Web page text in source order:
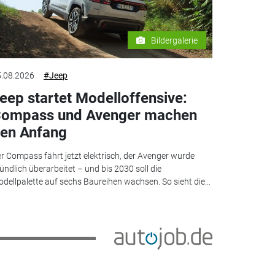
Bildergalerie
#Jeep
startet Modelloffensive:
und Avenger machen
Anfang
Compass fährt jetzt elektrisch, der Avenger wurde
überarbeitet – und bis 2030 soll die
auf sechs Baureihen wachsen. So sieht die...